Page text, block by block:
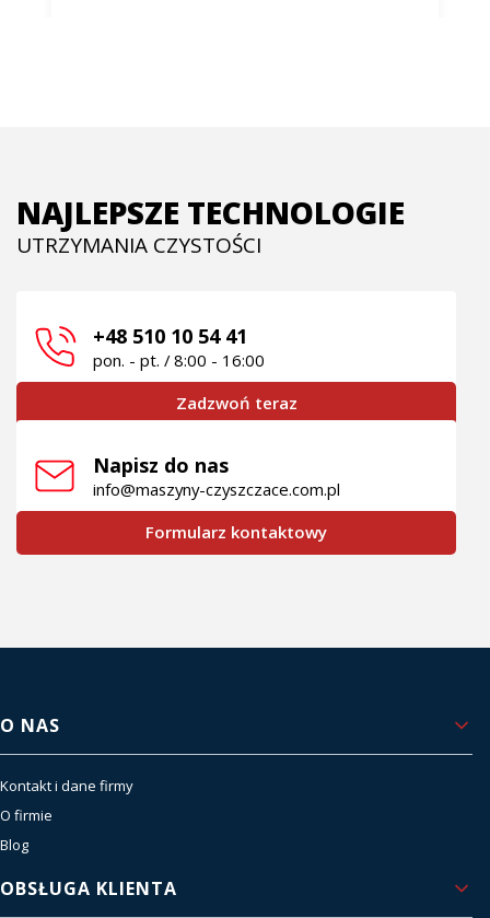
NAJLEPSZE TECHNOLOGIE
UTRZYMANIA CZYSTOŚCI
+48 510 10 54 41
pon. - pt. / 8:00 - 16:00
Zadzwoń teraz
Napisz do nas
info@maszyny-czyszczace.com.pl
Formularz kontaktowy
Linki w stopce
O NAS
Kontakt i dane firmy
O firmie
Blog
OBSŁUGA KLIENTA